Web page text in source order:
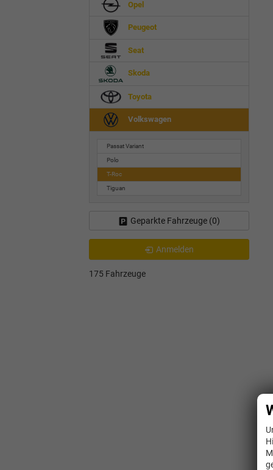
Opel
Peugeot
Seat
Skoda
Toyota
Volkswagen
Passat Variant
Polo
T-Roc
Tiguan
Geparkte Fahrzeuge (0)
Anmelden
175 Fahrzeuge